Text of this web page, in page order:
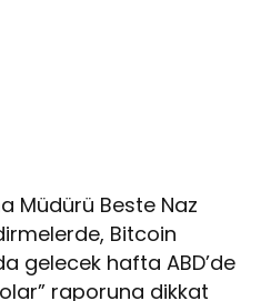
Müdürü Beste Naz
Bitcoin
gelecek hafta ABD’de
raporuna dikkat